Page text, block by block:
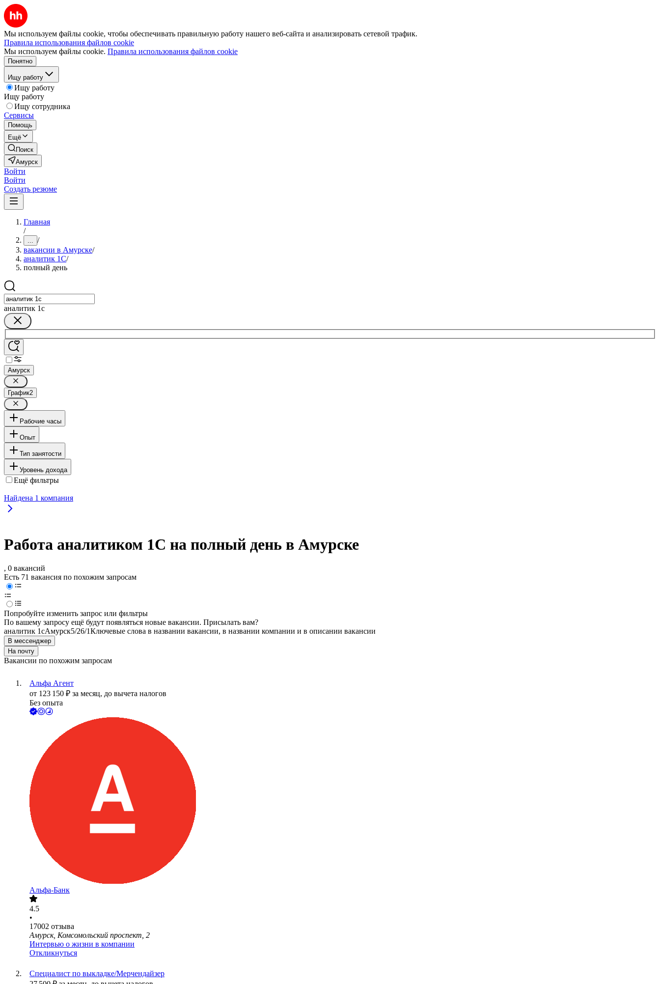
Мы используем файлы cookie, чтобы обеспечивать правильную работу нашего веб-сайта и анализировать сетевой трафик.
Правила использования файлов cookie
Мы используем файлы cookie. Правила использования файлов cookie
Понятно
Ищу работу
Ищу работу
Ищу работу
Ищу сотрудника
Сервисы
Помощь
Ещё
Поиск
Амурск
Войти
Войти
Создать резюме
Главная
/
... /
вакансии в Амурске/
аналитик 1C/
полный день
аналитик 1c
Амурск
График2
Рабочие часы
Опыт
Тип занятости
Уровень дохода
Ещё фильтры
Найдена 1 компания
Работа аналитиком 1C на полный день в Амурске
, 0 вакансий
Есть 71 вакансия по похожим запросам
Попробуйте изменить запрос или фильтры
По вашему запросу ещё будут появляться новые вакансии. Присылать вам?
аналитик 1cАмурск5/26/1Ключевые слова в названии вакансии, в названии компании и в описании вакансии
В мессенджер
На почту
Вакансии по похожим запросам
Альфа Агент
от 123 150 ₽ за месяц, до вычета налогов
Без опыта
Альфа-Банк
4.5
•
17002 отзыва
Амурск, Комсомольский проспект, 2
Интервью о жизни в компании
Откликнуться
Специалист по выкладке/Мерчендайзер